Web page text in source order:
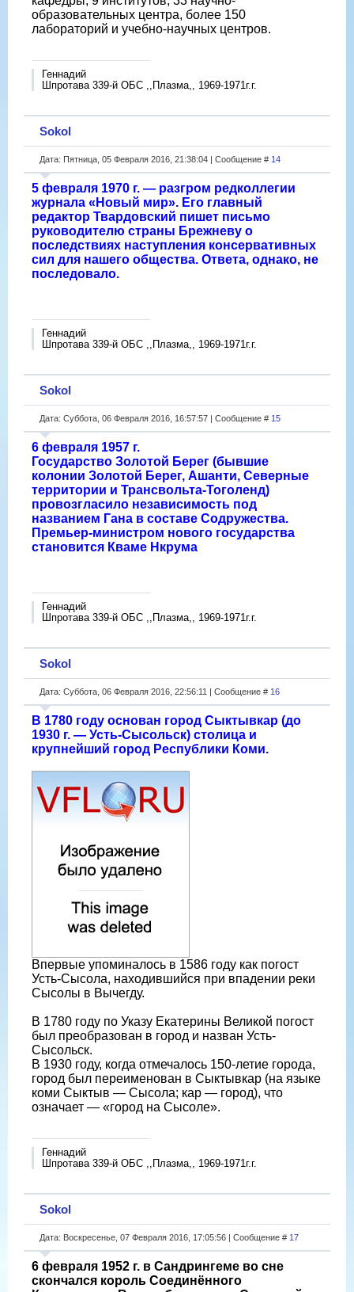
образовательных центра, более 150
лабораторий и учебно-научных центров.
Геннадий
Шпротава 339-й ОБС ,,Плазма,, 1969-1971г.г.
Sokol
Дата: Пятница, 05 Февраля 2016, 21:38:04 | Сообщение # 14
5 февраля 1970 г. — разгром редколлегии
журнала «Новый мир». Его главный
редактор Твардовский пишет письмо
руководителю страны Брежневу о
последствиях наступления консервативных
сил для нашего общества. Ответа, однако, не
последовало.
Геннадий
Шпротава 339-й ОБС ,,Плазма,, 1969-1971г.г.
Sokol
Дата: Суббота, 06 Февраля 2016, 16:57:57 | Сообщение # 15
6 февраля 1957 г.
Государство Золотой Берег (бывшие
колонии Золотой Берег, Ашанти, Северные
территории и Трансвольта-Тоголенд)
провозгласило независимость под
названием Гана в составе Содружества.
Премьер-министром нового государства
становится Кваме Нкрума
Геннадий
Шпротава 339-й ОБС ,,Плазма,, 1969-1971г.г.
Sokol
Дата: Суббота, 06 Февраля 2016, 22:56:11 | Сообщение # 16
В 1780 году основан город Сыктывкар (до
1930 г. — Усть-Сысольск) столица и
крупнейший город Республики Коми.
Впервые упоминалось в 1586 году как погост
Усть-Сысола, находившийся при впадении реки
Сысолы в Вычегду.
В 1780 году по Указу Екатерины Великой погост
был преобразован в город и назван Усть-
Сысольск.
В 1930 году, когда отмечалось 150-летие города,
город был переименован в Сыктывкар (на языке
коми Сыктыв — Сысола; кар — город), что
означает — «город на Сысоле».
Геннадий
Шпротава 339-й ОБС ,,Плазма,, 1969-1971г.г.
Sokol
Дата: Воскресенье, 07 Февраля 2016, 17:05:56 | Сообщение # 17
6 февраля 1952 г. в Сандрингеме во сне
скончался король Соединённого